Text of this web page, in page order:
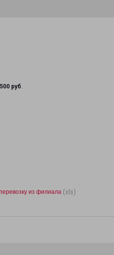
500 руб.
из филиала (xls)